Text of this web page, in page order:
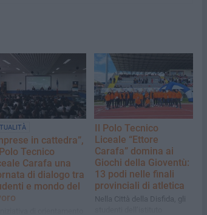
in cattedra”,
Tecnico
Carafa una
di dialogo tra
e mondo del
Il Polo Tecnico
Liceale “Ettore
Carafa” domina ai
Giochi della Gioventù:
13 podi nelle finali
provinciali di atletica
Nella Città della Disfida, gli